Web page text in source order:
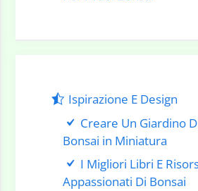
Ispirazione E Design
Creare Un Giardino
Bonsai in Miniatura
I Migliori Libri E
Appassionati Di Bonsai